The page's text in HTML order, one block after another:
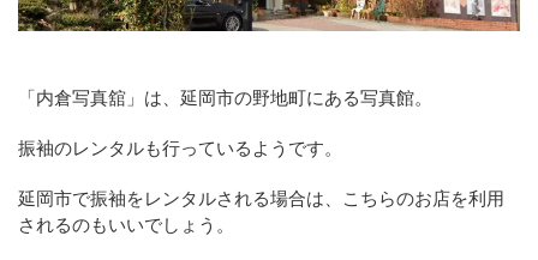
「内倉写真舘」は、延岡市の野地町にある写真館。
振袖のレンタルも行っているようです。
延岡市で振袖をレンタルされる場合は、こちらのお店を利用
されるのもいいでしょう。